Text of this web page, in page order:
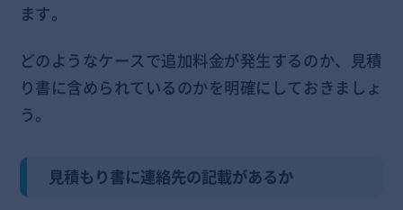
ます。
どのようなケースで追加料金が発生するのか、見積
り書に含められているのかを明確にしておきましょ
う。
見積もり書に連絡先の記載があるか